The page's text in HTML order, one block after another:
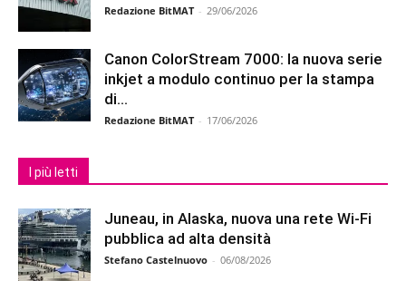
Redazione BitMAT - 29/06/2026
Canon ColorStream 7000: la nuova serie
inkjet a modulo continuo per la stampa
di...
Redazione BitMAT - 17/06/2026
I più letti
Juneau, in Alaska, nuova una rete Wi-Fi
pubblica ad alta densità
Stefano Castelnuovo - 06/08/2026